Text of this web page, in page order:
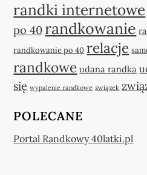
randki internetowe
po 40 randkowanie
randkowanie po 40 relacje
randkowe udana randka
się wypalenie randkowe związek
POLECANE
Portal Randkowy 40latki.pl